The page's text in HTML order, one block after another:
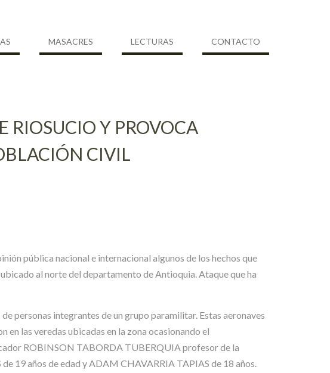
MASACRES LECTURAS CONTACTO
RIOSUCIO Y PROVOCA
CIVIL
pública nacional e internacional algunos de los hechos que
al norte del departamento de Antioquia. Ataque que ha
personas integrantes de un grupo paramilitar. Estas aeronaves
las veredas ubicadas en la zona ocasionando el
ROBINSON TABORDA TUBERQUIA profesor de la
19 años de edad y ADAM CHAVARRIA TAPIAS de 18 años.